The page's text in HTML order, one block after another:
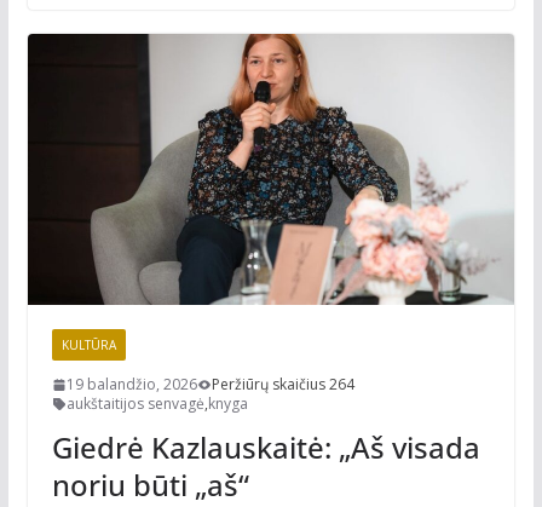
KULTŪRA
19 balandžio, 2026
Peržiūrų skaičius 264
aukštaitijos senvagė,knyga
Giedrė Kazlauskaitė: „Aš visada
noriu būti „aš“